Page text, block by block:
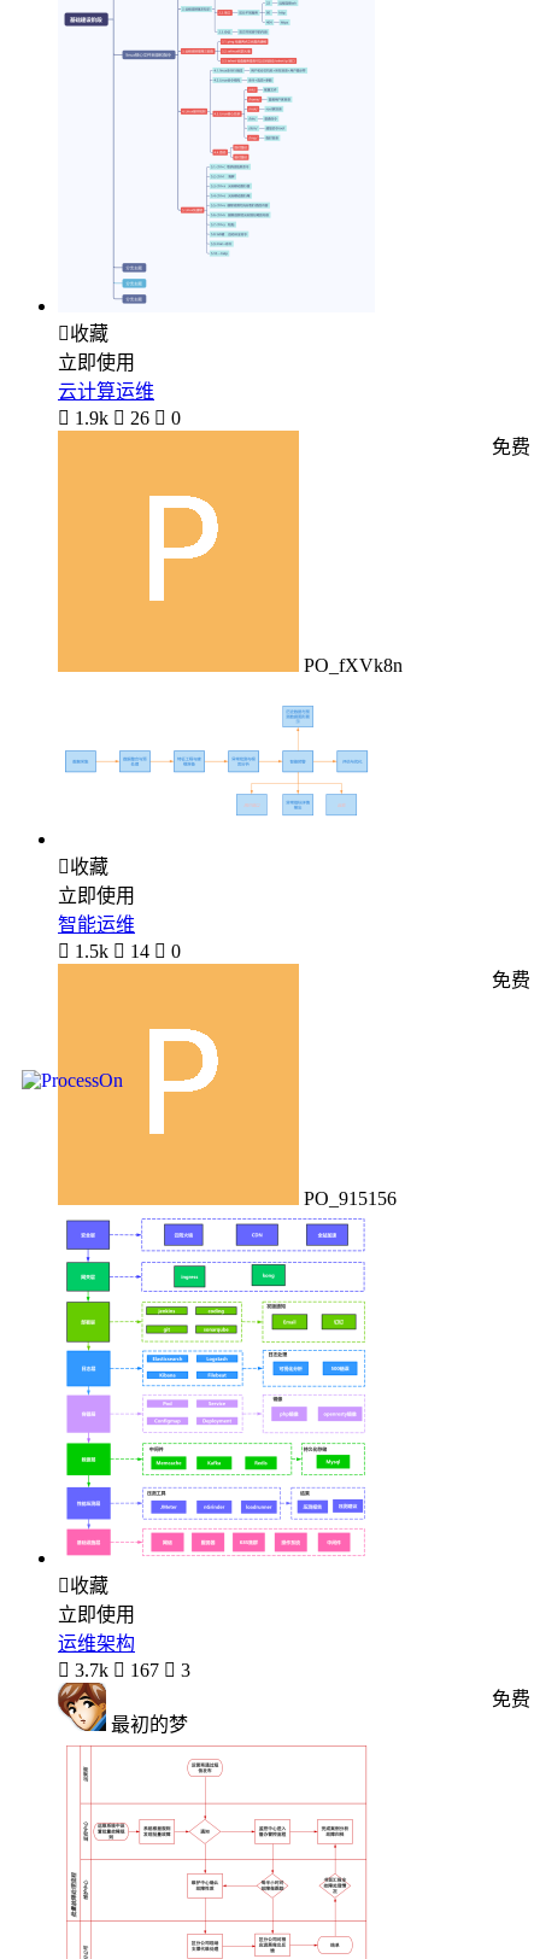
收藏
立即使用
云计算运维
 1.9k  26  0
PO_fXVk8n
免费
收藏
立即使用
智能运维
 1.5k  14  0
PO_915156
免费
收藏
立即使用
运维架构
 3.7k  167  3
最初的梦
免费